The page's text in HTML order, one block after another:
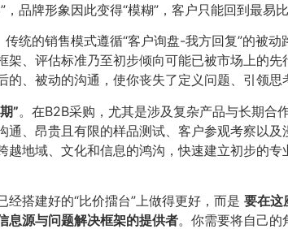
品牌形象因此变得“模糊”，客户只能回到最易
传统的销售模式遵循“客户询盘-我方回复”的被
架、评估标准乃至初步倾向可能已被市场上的
、被动的沟通，使你丧失了定义问题、引领
”​。在B2B采购，尤其是涉及复杂产品与长期合
通、昂贵且有限的样品测试、客户参观考察以
越地域、文化和信息的鸿沟，快速建立初步的
搭建好的“比价擂台”上做得更好，而是 要在这
息源与问题解决框架的提供者。你需要将自己的